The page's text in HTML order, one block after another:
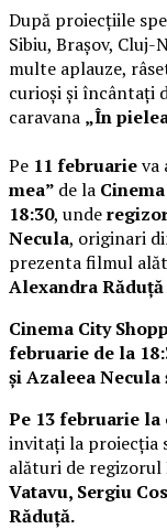
După proiecțiile
Sibiu, Brașov, Cluj-
multe aplauze,
curioși și încântați
caravana „În
Pe 11 februarieva
mea” de la
18:30, unde
Necula, originari
prezenta filmul
Alexandra
Cinema City
februarie de la
și Azaleea
Pe 13 februarie la
invitați la proiecția
alături de regizorul
Vatavu, Sergiu
Răduță.